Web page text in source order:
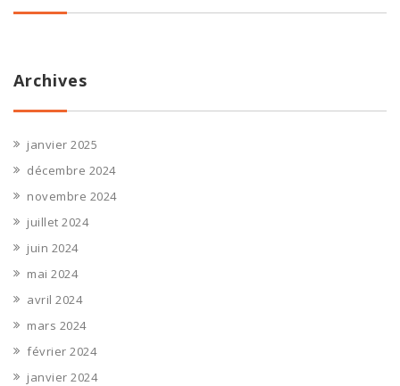
Archives
janvier 2025
décembre 2024
novembre 2024
juillet 2024
juin 2024
mai 2024
avril 2024
mars 2024
février 2024
janvier 2024